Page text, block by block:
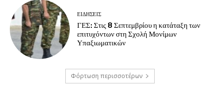
ΕΙΔΗΣΕΙΣ
ΓΕΣ: Στις 8 Σεπτεμβρίου η κατάταξη των
επιτυχόντων στη Σχολή Μονίμων
Υπαξιωματικών
Φόρτωση περισσοτέρων